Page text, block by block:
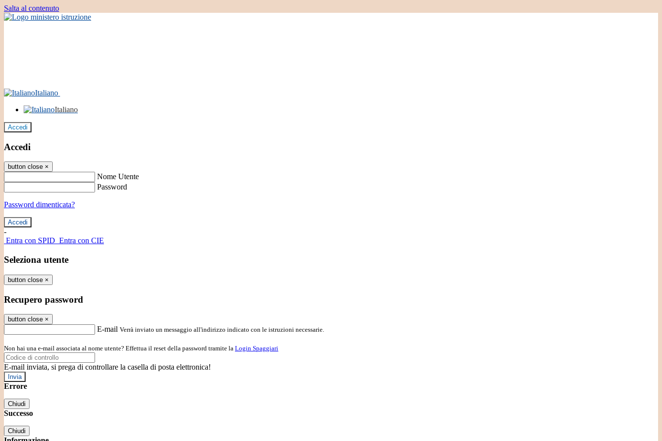
Salta al contenuto
Italiano
Italiano
Accedi
Accedi
button close ×
Nome Utente
Password
Password dimenticata?
-
Entra con SPID Entra con CIE
Seleziona utente
button close ×
Recupero password
button close ×
E-mail Verrà inviato un messaggio all'indirizzo indicato con le istruzioni necessarie.
Non hai una e-mail associata al nome utente? Effettua il reset della password tramite la Login Spaggiari
E-mail inviata, si prega di controllare la casella di posta elettronica!
Errore
Chiudi
Successo
Chiudi